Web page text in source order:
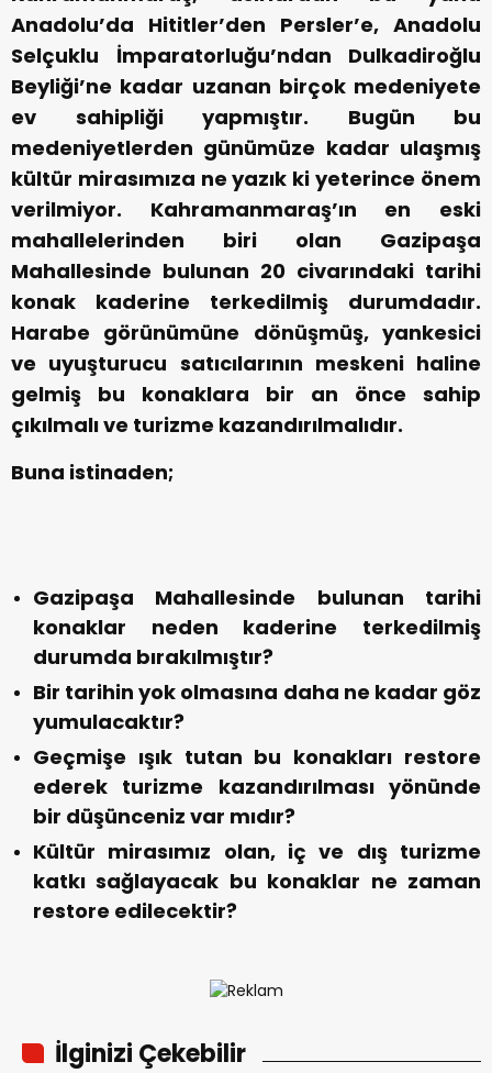
Anadolu’da Hititler’den Persler’e, Anadolu
Selçuklu İmparatorluğu’ndan Dulkadiroğlu
Beyliği’ne kadar uzanan birçok medeniyete
ev sahipliği yapmıştır. Bugün bu
medeniyetlerden günümüze kadar ulaşmış
kültür mirasımıza ne yazık ki yeterince önem
verilmiyor. Kahramanmaraş’ın en eski
mahallelerinden biri olan Gazipaşa
Mahallesinde bulunan 20 civarındaki tarihi
konak kaderine terkedilmiş durumdadır.
Harabe görünümüne dönüşmüş, yankesici
ve uyuşturucu satıcılarının meskeni haline
gelmiş bu konaklara bir an önce sahip
çıkılmalı ve turizme kazandırılmalıdır.
Buna istinaden;
Gazipaşa Mahallesinde bulunan tarihi
konaklar neden kaderine terkedilmiş
durumda bırakılmıştır?
Bir tarihin yok olmasına daha ne kadar göz
yumulacaktır?
Geçmişe ışık tutan bu konakları restore
ederek turizme kazandırılması yönünde
bir düşünceniz var mıdır?
Kültür mirasımız olan, iç ve dış turizme
katkı sağlayacak bu konaklar ne zaman
restore edilecektir?
İlginizi Çekebilir